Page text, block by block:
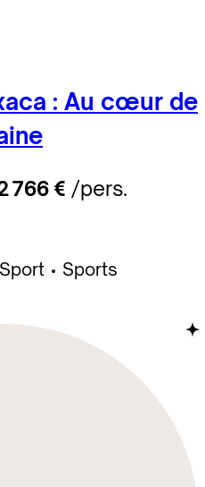
: Au cœur de
766 € /pers.
Sport
Sports